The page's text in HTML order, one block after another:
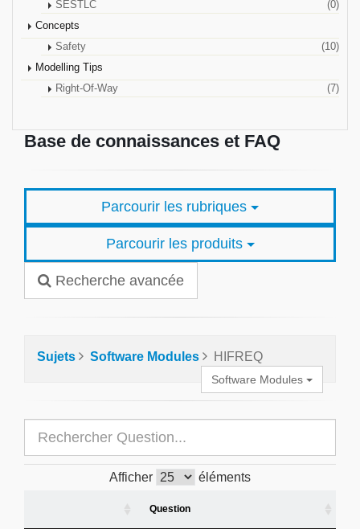
SESTLC
(0)
Concepts
Safety
(10)
Modelling Tips
Right-Of-Way
(7)
Base de connaissances et FAQ
Parcourir les rubriques
Parcourir les produits
Recherche avancée
Sujets Software Modules HIFREQ
Software Modules
Afficher éléments
Question